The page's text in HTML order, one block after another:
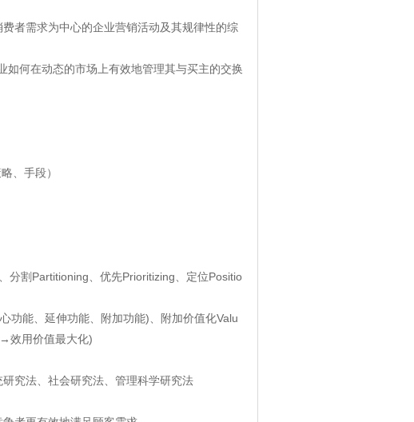
者需求为中心的企业营销活动及其规律性的综
何在动态的市场上有效地管理其与买主的交换
、手段）
分割Partitioning、优先Prioritizing、定位Positio
功能、延伸功能、附加功能)、附加价值化Valu
效用价值最大化)
究法、社会研究法、管理科学研究法